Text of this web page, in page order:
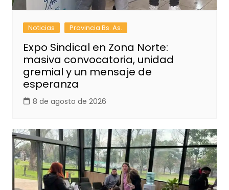
Noticias Provincia Bs. As.
Expo Sindical en Zona Norte:
masiva convocatoria, unidad
gremial y un mensaje de
esperanza
8 de agosto de 2026